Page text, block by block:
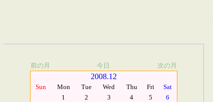
前の月 今日 次の月
2008.12
Sun Mon Tue Wed Thu Fri
Sat
1
2 3 4 5
6